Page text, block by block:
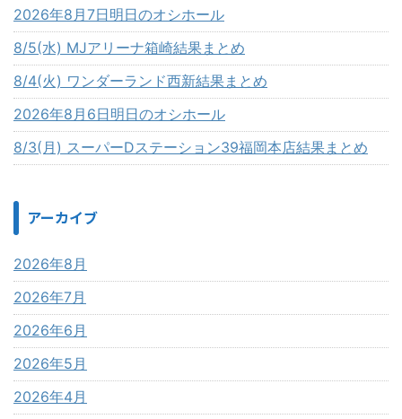
2026年8月7日明日のオシホール
8/5(水) MJアリーナ箱崎結果まとめ
8/4(火) ワンダーランド西新結果まとめ
2026年8月6日明日のオシホール
8/3(月) スーパーDステーション39福岡本店結果まとめ
アーカイブ
2026年8月
2026年7月
2026年6月
2026年5月
2026年4月